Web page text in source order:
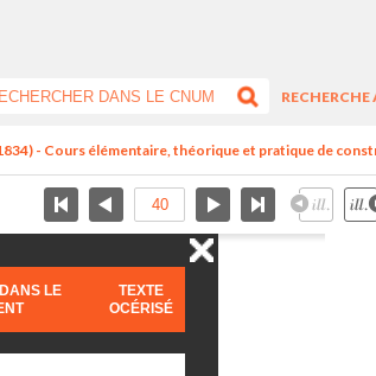
RECHERCHE
- Cours élémentaire, théorique et pratique de
LE
TEXTE
OCÉRISÉ